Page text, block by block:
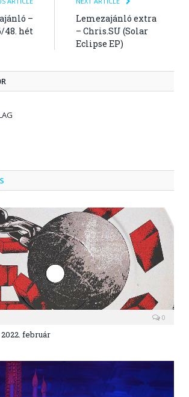
–
48. hét
Lemezajánló extra
– Chris.SU (Solar
Eclipse EP)
0
február